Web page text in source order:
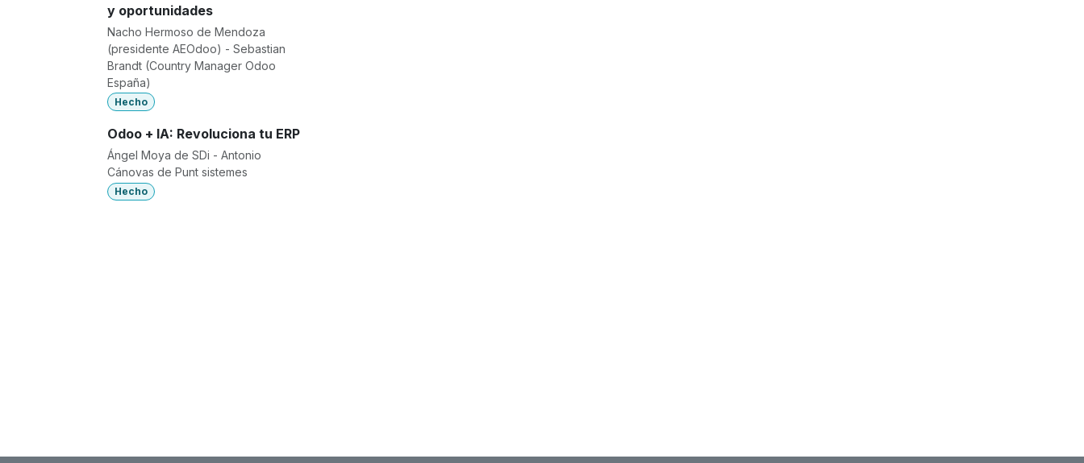
y oportunidades
Nacho Hermoso de Mendoza
(presidente AEOdoo) - Sebastian
Brandt (Country Manager Odoo
España)
Hecho
Odoo + IA: Revoluciona tu ERP
Ángel Moya de SDi - Antonio
Cánovas de Punt sistemes
Hecho